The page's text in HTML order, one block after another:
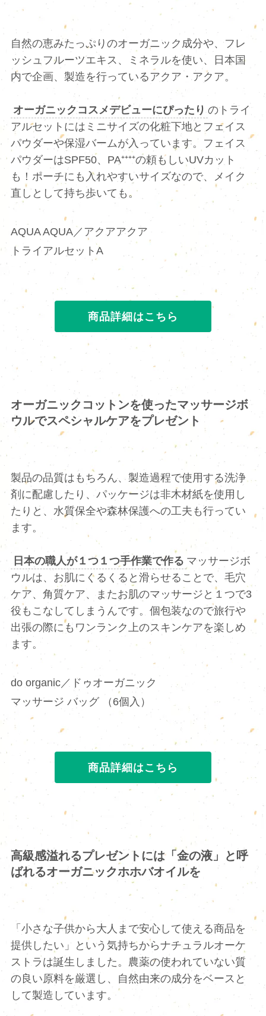
自然の恵みたっぷりのオーガニック成分や、フレ
ッシュフルーツエキス、ミネラルを使い、日本国
内で企画、製造を行っているアクア・アクア。
オーガニックコスメデビューにぴったり のトライ
アルセットにはミニサイズの化粧下地とフェイス
パウダーや保湿バームが入っています。フェイス
パウダーはSPF50、PA⁺⁺⁺⁺の頼もしいUVカット
も！ポーチにも入れやすいサイズなので、メイク
直しとして持ち歩いても。
AQUA AQUA／アクアアクア
トライアルセットA
商品詳細はこちら
オーガニックコットンを使ったマッサージボ
ウルでスペシャルケアをプレゼント
製品の品質はもちろん、製造過程で使用する洗浄
剤に配慮したり、パッケージは非木材紙を使用し
たりと、水質保全や森林保護への工夫も行ってい
ます。
日本の職人が１つ１つ手作業で作る マッサージボ
ウルは、お肌にくるくると滑らせることで、毛穴
ケア、角質ケア、またお肌のマッサージと１つで3
役もこなしてしまうんです。個包装なので旅行や
出張の際にもワンランク上のスキンケアを楽しめ
ます。
do organic／ドゥオーガニック
マッサージ バッグ （6個入）
商品詳細はこちら
高級感溢れるプレゼントには「金の液」と呼
ばれるオーガニックホホバオイルを
「小さな子供から大人まで安心して使える商品を
提供したい」という気持ちからナチュラルオーケ
ストラは誕生しました。農薬の使われていない質
の良い原料を厳選し、自然由来の成分をベースと
して製造しています。